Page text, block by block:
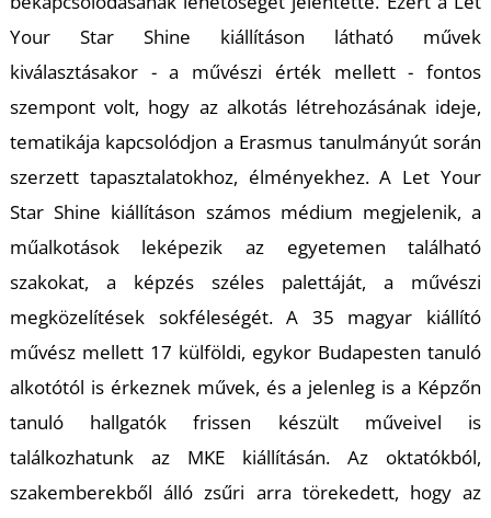
Your Star Shine kiállításon látható művek
kiválasztásakor - a művészi érték mellett - fontos
szempont volt, hogy az alkotás létrehozásának ideje,
tematikája kapcsolódjon a Erasmus tanulmányút során
szerzett tapasztalatokhoz, élményekhez. A Let Your
Star Shine kiállításon számos médium megjelenik, a
műalkotások leképezik az egyetemen található
szakokat, a képzés széles palettáját, a művészi
megközelítések sokféleségét. A 35 magyar kiállító
művész mellett 17 külföldi, egykor Budapesten tanuló
alkotótól is érkeznek művek, és a jelenleg is a Képzőn
tanuló hallgatók frissen készült műveivel is
találkozhatunk az MKE kiállításán. Az oktatókból,
szakemberekből álló zsűri arra törekedett, hogy az